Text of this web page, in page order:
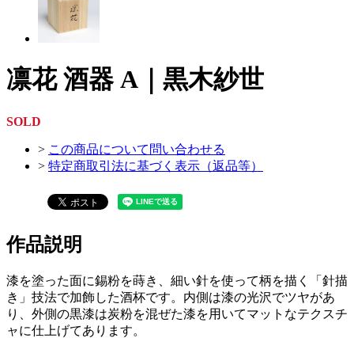
凛花 酒器 A｜黒木紗世
SOLD
> この商品について問い合わせる
> 特定商取引法に基づく表示（返品等）
作品説明
漆を塗った面に錫粉を蒔き、細い針を使って柄を描く「針描
き」技法で加飾した酒杯です。内側は漆の光沢でツヤがあ
り、外側の黒漆は炭粉を混ぜた漆を用いてマットなテクスチ
ャに仕上げてあります。